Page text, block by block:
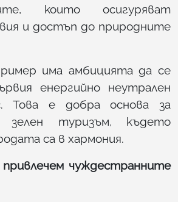
които осигуряват
и достъп до природните
има амбицията да се
енергийно неутрален
Това е добра основа за
зелен туризъм, където
са в хармония.
чуждестранните